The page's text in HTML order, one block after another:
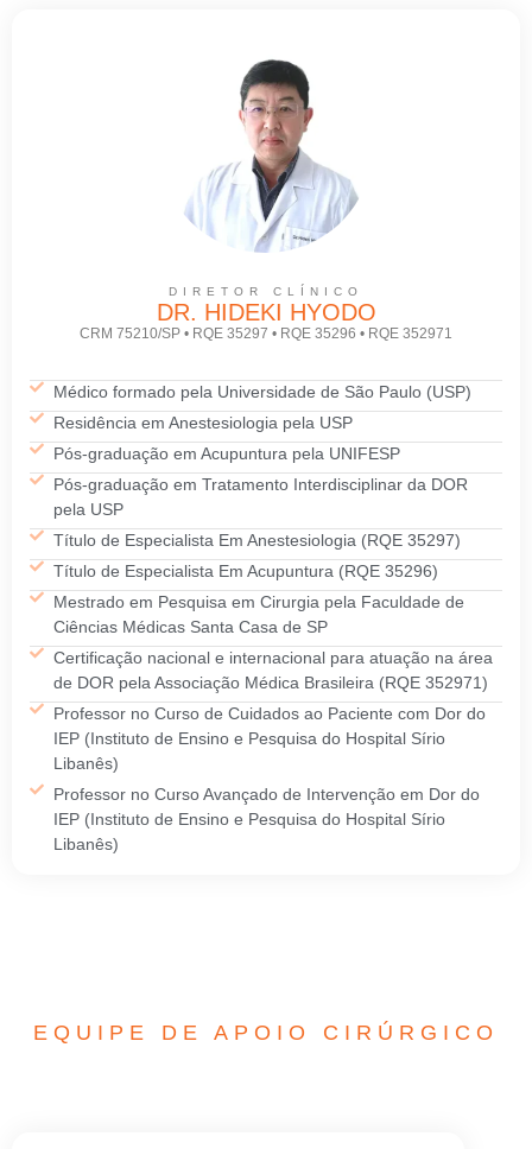
DIRETOR CLÍNICO
DR. HIDEKI HYODO
CRM 75210/SP • RQE 35297 • RQE 35296 • RQE 352971
Médico formado pela Universidade de São Paulo (USP)
Residência em Anestesiologia pela USP
Pós-graduação em Acupuntura pela UNIFESP
Pós-graduação em Tratamento Interdisciplinar da DOR
pela USP
Título de Especialista Em Anestesiologia (RQE 35297)
Título de Especialista Em Acupuntura (RQE 35296)
Mestrado em Pesquisa em Cirurgia pela Faculdade de
Ciências Médicas Santa Casa de SP
Certificação nacional e internacional para atuação na área
de DOR pela Associação Médica Brasileira (RQE 352971)
Professor no Curso de Cuidados ao Paciente com Dor do
IEP (Instituto de Ensino e Pesquisa do Hospital Sírio
Libanês)
Professor no Curso Avançado de Intervenção em Dor do
IEP (Instituto de Ensino e Pesquisa do Hospital Sírio
Libanês)
EQUIPE DE APOIO CIRÚRGICO